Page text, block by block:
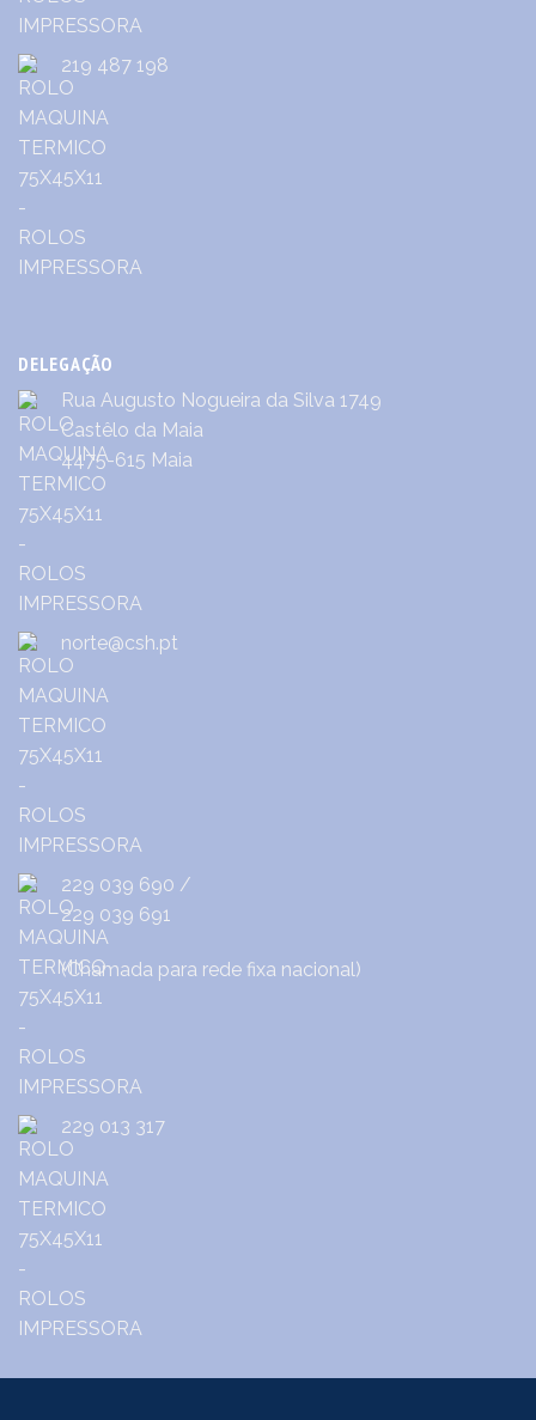
219 487 198
DELEGAÇÃO
Rua Augusto Nogueira da Silva 1749
Castêlo da Maia
4475-615 Maia
norte@csh.pt
229 039 690 /
229 039 691
(Chamada para rede fixa nacional)
229 013 317